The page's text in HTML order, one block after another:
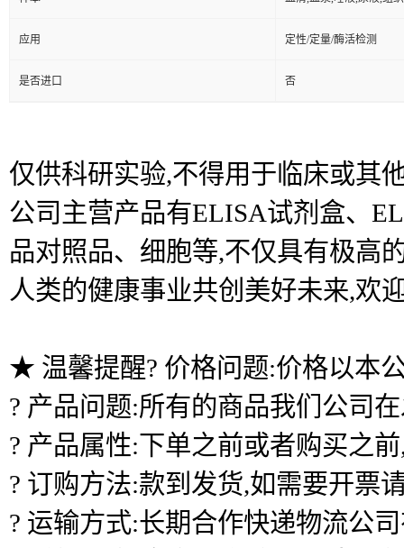
应用 定性/定量/酶活检测
是否进口 否
仅供科研实验,不得用于临床或其
公司主营产品有ELISA试剂盒、
品对照品、细胞等,不仅具有极高
人类的健康事业共创美好未来,欢
★ 温馨提醒? 价格问题:价格以本
? 产品问题:所有的商品我们公司
? 产品属性:下单之前或者购买之
? 订购方法:款到发货,如需要开票
? 运输方式:长期合作快递物流公